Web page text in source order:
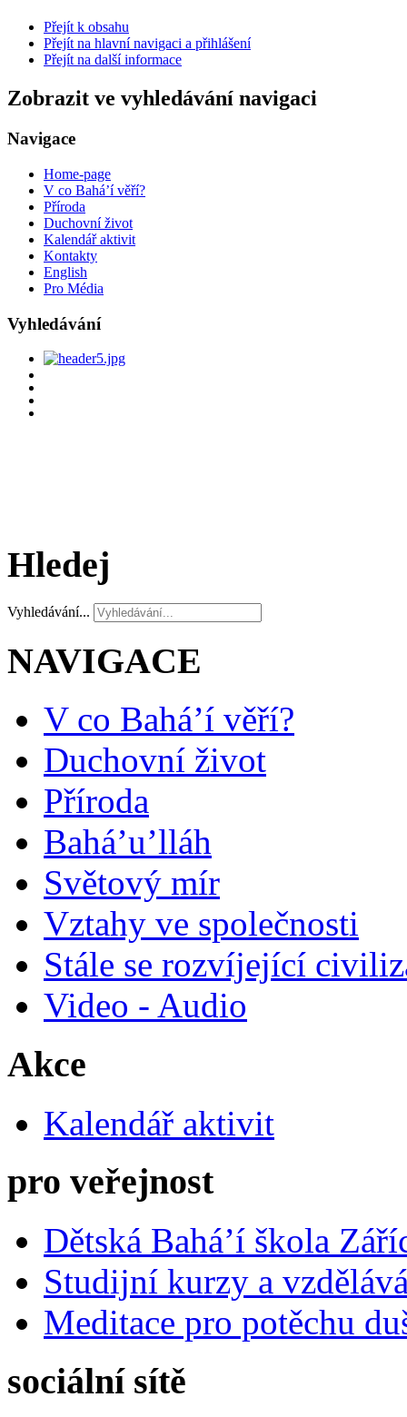
Přejít k obsahu
Přejít na hlavní navigaci a přihlášení
Přejít na další informace
Zobrazit ve vyhledávání navigaci
Navigace
Home-page
V co Bahá’í věří?
Příroda
Duchovní život
Kalendář aktivit
Kontakty
English
Pro Média
Vyhledávání
Hledej
Vyhledávání...
NAVIGACE
V co Bahá’í věří?
Duchovní život
Příroda
Bahá’u’lláh
Světový mír
Vztahy ve společnosti
Stále se rozvíjející
Video - Audio
Akce
Kalendář aktivit
pro veřejnost
Dětská Bahá’í škola
Studijní kurzy a
Meditace pro potěchu
sociální sítě